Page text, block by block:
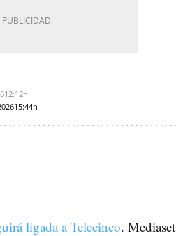
12:12h
15:44h
ligada a Telecinco. Mediaset